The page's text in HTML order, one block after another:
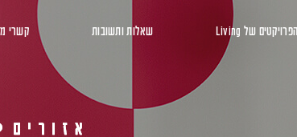
הפרויקטים של Living שאלות ותשובות קשרי